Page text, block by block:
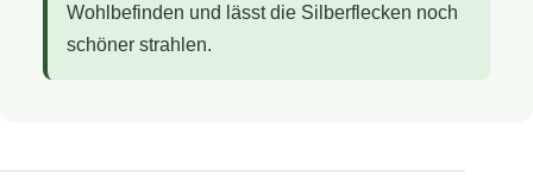
Wohlbefinden und lässt die Silberflecken noch
schöner strahlen.